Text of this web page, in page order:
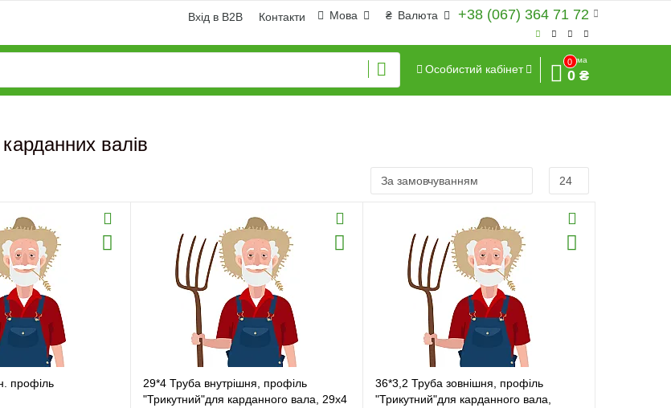
+38 (067) 364 71 72
₴ Валюта
Мова
Вхід в B2B Контакти
Особистий кабінет
0
Сума
0 ₴
валів
профіль
29*4 Труба внутрішня, профіль
"Трикутний"для карданного вала, 29x4
36*3,2 Труба зовнішня, профіль
"Трикутний"для карданного вала,